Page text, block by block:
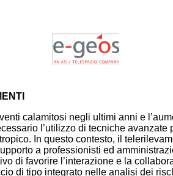
calamitosi negli ultimi anni e
l’utilizzo di tecniche
In questo contesto, il
a professionisti ed
di favorire l’interazione e la
di tipo integrato nelle analisi dei